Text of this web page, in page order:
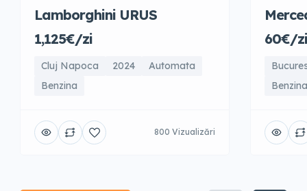
Lamborghini URUS
1,125€/zi
Cluj Napoca 2024
Automata
Benzina
800 Vizualizări
60€/zi
Benzina